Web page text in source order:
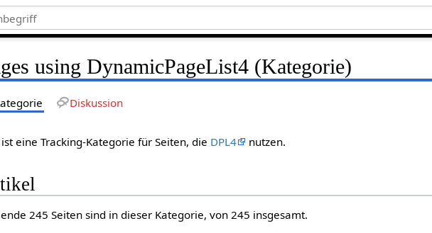
using DynamicPageList4 (Kategorie)
Diskussion
ist eine Tracking-Kategorie für Seiten, die DPL4 nutzen.
245 Seiten sind in dieser Kategorie, von 245 insgesamt.